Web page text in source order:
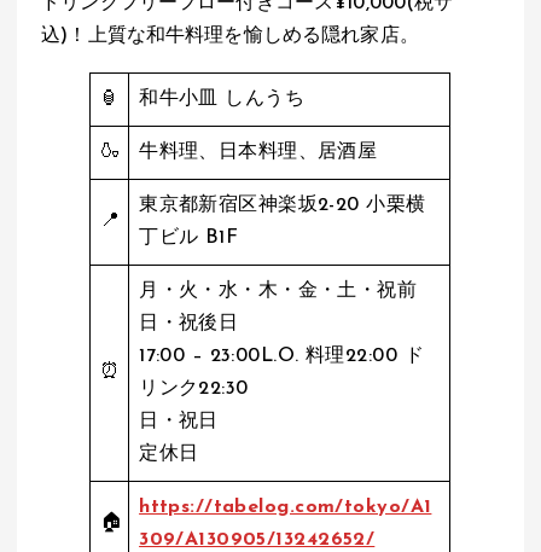
ドリンクフリーフロー付きコース¥10,000(税サ
込)！上質な和牛料理を愉しめる隠れ家店。
🏮 和牛小皿 しんうち
🍶 牛料理、日本料理、居酒屋
📍
東京都新宿区神楽坂2-20 小栗横
丁ビル B1F
⏰
月・火・水・木・金・土・祝前
日・祝後日
17:00 – 23:00L.O. 料理22:00 ド
リンク22:30
日・祝日
定休日
🏠
https://tabelog.com/tokyo/A1
309/A130905/13242652/